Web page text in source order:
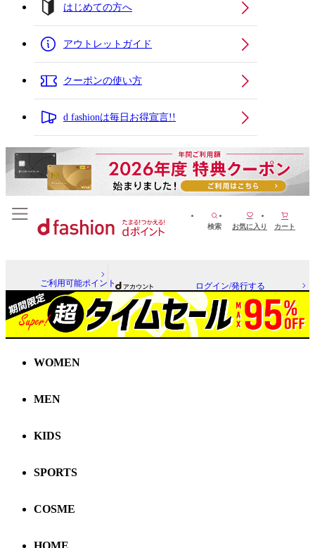
はじめての方へ
アウトレットガイド
クーポンの使い方
d fashionは毎日お得宣言!!
検索 お気に入り カート
ご利用可能ポイント ログイン/発行する
WOMEN
MEN
KIDS
SPORTS
COSME
HOME